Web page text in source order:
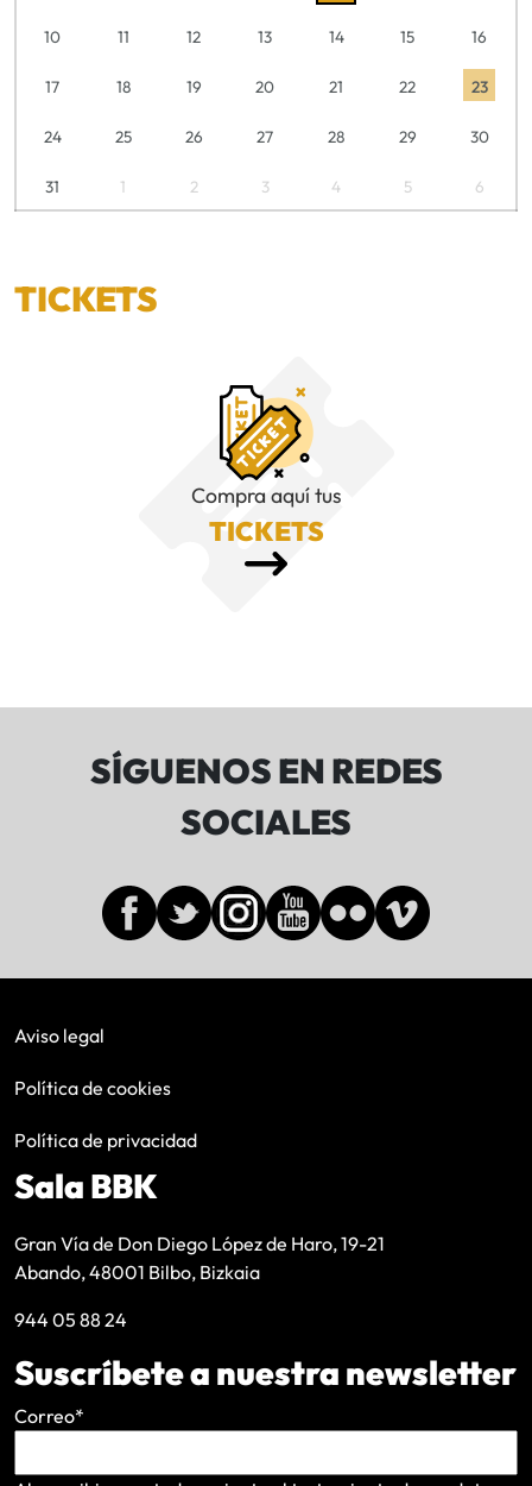
10 11 12 13 14 15 16
17 18 19 20 21 22 23
24 25 26 27 28 29 30
31 1 2 3 4 5 6
TICKETS
Compra aquí tus
TICKETS
SÍGUENOS EN REDES
SOCIALES
Aviso legal
Política de cookies
Política de privacidad
Sala BBK
Gran Vía de Don Diego López de Haro, 19-21
Abando, 48001 Bilbo, Bizkaia
944 05 88 24
Suscríbete a nuestra newsletter
Correo*